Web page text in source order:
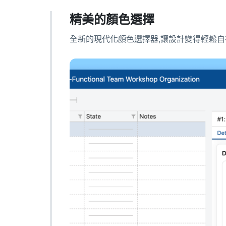
精美的顏色選擇
全新的現代化顏色選擇器,讓設計變得輕鬆